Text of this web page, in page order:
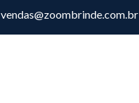
vendas@zoombrinde.com.br